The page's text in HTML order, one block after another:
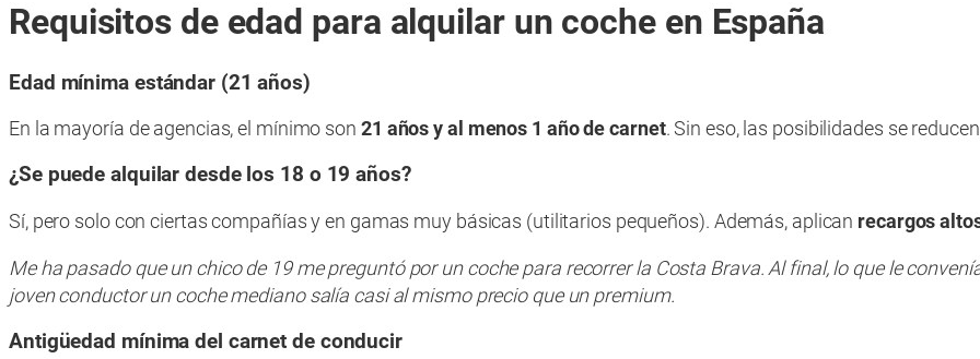
Requisitos de edad para alquilar un coche en España
Edad mínima estándar (21 años)
En la mayoría de agencias, el mínimo son 21 años y al menos 1 año de carnet. Sin eso, las posibilidades se
¿Se puede alquilar desde los 18 o 19 años?
Sí, pero solo con ciertas compañías y en gamas muy básicas (utilitarios pequeños). Además, aplican recargos
Me ha pasado que un chico de 19 me preguntó por un coche para recorrer la Costa Brava. Al final, lo que le
joven conductor un coche mediano salía casi al mismo precio que un premium.
Antigüedad mínima del carnet de conducir